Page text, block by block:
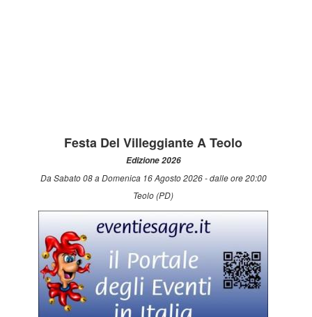
Festa Del Villeggiante A Teolo
Edizione 2026
Da Sabato 08 a Domenica 16 Agosto 2026 - dalle ore 20:00
Teolo (PD)